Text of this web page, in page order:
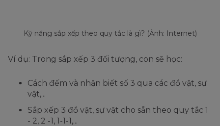
Kỹ năng sắp xếp theo quy tắc là gì? (Ảnh: Internet)
Ví dụ: Trong sắp xếp 3 đối tượng, con sẽ học:
Cách đếm và nhận biết số 3 qua các đồ vật, sự
vật,...
Sắp xếp 3 đồ vật, sự vật cho sẵn theo quy tắc 1
- 2, 2 -1, 1-1-1,...